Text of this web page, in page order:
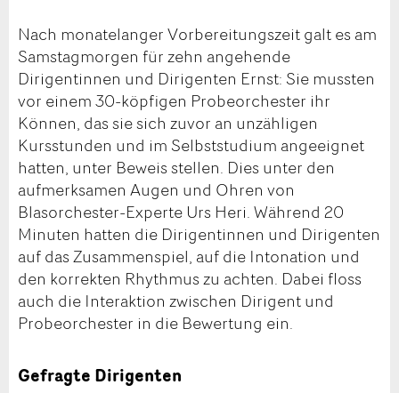
Nach monatelanger Vorbereitungszeit galt es am
Samstagmorgen für zehn angehende
Dirigentinnen und Dirigenten Ernst: Sie mussten
vor einem 30-köpfigen Probeorchester ihr
Können, das sie sich zuvor an unzähligen
Kursstunden und im Selbststudium angeeignet
hatten, unter Beweis stellen. Dies unter den
aufmerksamen Augen und Ohren von
Blasorchester-Experte Urs Heri. Während 20
Minuten hatten die Dirigentinnen und Dirigenten
auf das Zusammenspiel, auf die Intonation und
den korrekten Rhythmus zu achten. Dabei floss
auch die Interaktion zwischen Dirigent und
Probeorchester in die Bewertung ein.
Gefragte Dirigenten